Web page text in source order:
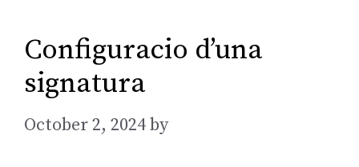
Configuracio d’una
signatura
October 2, 2024by